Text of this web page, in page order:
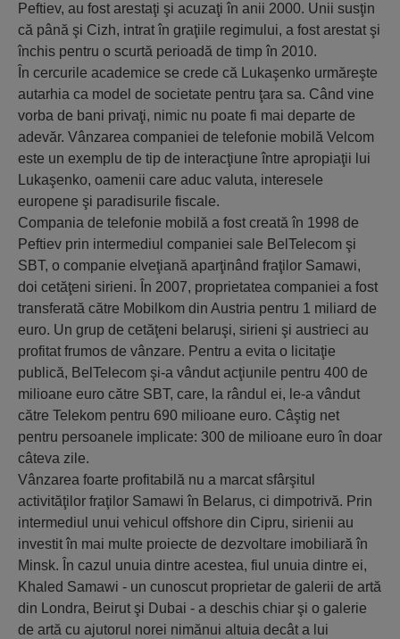
Peftiev, au fost arestaţi şi acuzaţi în anii 2000. Unii susţin
că până şi Cizh, intrat în graţiile regimului, a fost arestat şi
închis pentru o scurtă perioadă de timp în 2010.
În cercurile academice se crede că Lukaşenko urmăreşte
autarhia ca model de societate pentru ţara sa. Când vine
vorba de bani privaţi, nimic nu poate fi mai departe de
adevăr. Vânzarea companiei de telefonie mobilă Velcom
este un exemplu de tip de interacţiune între apropiaţii lui
Lukaşenko, oamenii care aduc valuta, interesele
europene şi paradisurile fiscale.
Compania de telefonie mobilă a fost creată în 1998 de
Peftiev prin intermediul companiei sale BelTelecom şi
SBT, o companie elveţiană aparţinând fraţilor Samawi,
doi cetăţeni sirieni. În 2007, proprietatea companiei a fost
transferată către Mobilkom din Austria pentru 1 miliard de
euro. Un grup de cetăţeni belaruşi, sirieni şi austrieci au
profitat frumos de vânzare. Pentru a evita o licitaţie
publică, BelTelecom şi-a vândut acţiunile pentru 400 de
milioane euro către SBT, care, la rândul ei, le-a vândut
către Telekom pentru 690 milioane euro. Câştig net
pentru persoanele implicate: 300 de milioane euro în doar
câteva zile.
Vânzarea foarte profitabilă nu a marcat sfârşitul
activităţilor fraţilor Samawi în Belarus, ci dimpotrivă. Prin
intermediul unui vehicul offshore din Cipru, sirienii au
investit în mai multe proiecte de dezvoltare imobiliară în
Minsk. În cazul unuia dintre acestea, fiul unuia dintre ei,
Khaled Samawi - un cunoscut proprietar de galerii de artă
din Londra, Beirut şi Dubai - a deschis chiar şi o galerie
de artă cu ajutorul norei nimănui altuia decât a lui